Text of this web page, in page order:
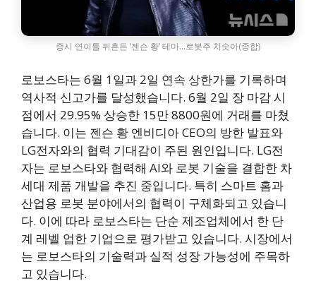
증시 연이틀 뒤흔든 ‘젠슨 황’ 테마…로봇주 치솟아(종합)
로보스타는 6월 1일과 2일 연속 상한가를 기록하며
역사적 신고가를 달성했습니다. 6월 2일 장 마감 시
점에서 29.95% 상승한 15만 8800원에 거래를 마쳤
습니다. 이는 젠슨 황 엔비디아 CEO의 방한 발표와
LG전자와의 협력 기대감이 주된 원인입니다. LG전
자는 로보스타와 협력해 AI와 로봇 기술을 결합한 차
세대 제품 개발을 추진 중입니다. 특히 스마트 홈과
산업용 로봇 분야에서의 협력이 구체화되고 있습니
다. 이에 따라 로보스타는 단순 제조업체에서 한 단
계 레벨 업한 기업으로 평가받고 있습니다. 시장에서
는 로보스타의 기술력과 실적 성장 가능성에 주목하
고 있습니다.